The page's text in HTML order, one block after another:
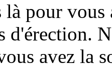
là pour
d'érection.
avez la